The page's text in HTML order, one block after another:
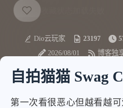
Dio云玩家 23197
2026/08/01
博客独
自拍猫猫 Swag
第一次看很恶心但越看越可